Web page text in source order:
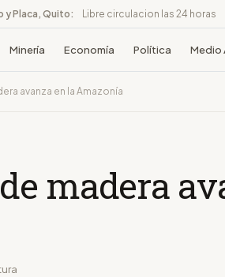
y Placa, Quito: Libre circulacion las 24 horas
Minería Economía Política Medio
avanza en la Amazonía
madera